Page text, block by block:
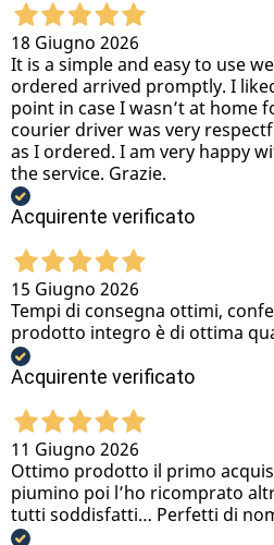
18 Giugno 2026
It is a simple and easy to use
ordered arrived promptly. I
point in case I wasn’t at home
courier driver was very
as I ordered. I am very happy
the service. Grazie.
Acquirente verificato
15 Giugno 2026
Tempi di consegna ottimi,
prodotto integro è di ottima
Acquirente verificato
11 Giugno 2026
Ottimo prodotto il primo
piumino poi l’ho ricomprato
tutti soddisfatti… Perfetti di